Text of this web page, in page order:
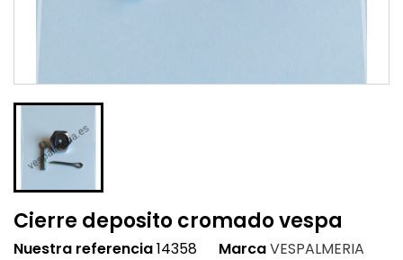
Cierre deposito cromado vespa
Nuestra referencia14358 MarcaVESPALMERIA